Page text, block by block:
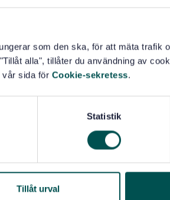
som den ska, för att mäta trafik
alla", tillåter du användning av
vår sida för Cookie-sekretess.
Statistik
Tillåt urval